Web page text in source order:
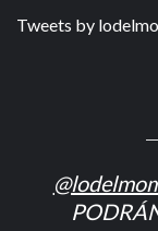
Tweets by